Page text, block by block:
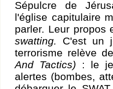
Sépulcre de
l'église capitulaire
parler. Leur propos
swatting. C'est un
terrorisme relève
And Tactics) : le
alertes (bombes,